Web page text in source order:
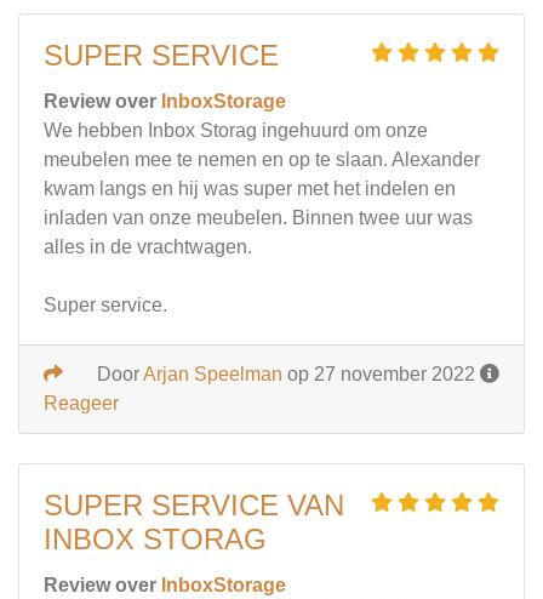
SUPER SERVICE
Review over InboxStorage
We hebben Inbox Storag ingehuurd om onze
meubelen mee te nemen en op te slaan. Alexander
kwam langs en hij was super met het indelen en
inladen van onze meubelen. Binnen twee uur was
alles in de vrachtwagen.
Super service.
DoorArjan Speelman op 27 november 2022
Reageer
SUPER SERVICE VAN
INBOX STORAG
Review over InboxStorage